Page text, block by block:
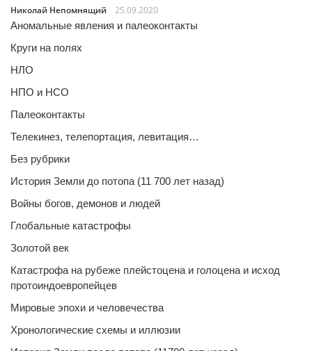
Николай Непомнящий
25.09.2020
Аномальные явления и палеоконтакты
Круги на полях
НЛО
НПО и НСО
Палеоконтакты
Телекинез, телепортация, левитация…
Без рубрики
История Земли до потопа (11 700 лет назад)
Войны богов, демонов и людей
Глобальные катастрофы
Золотой век
Катастрофа на рубеже плейстоцена и голоцена и исход
протоиндоевропейцев
Мировые эпохи и человечества
Хронологические схемы и иллюзии